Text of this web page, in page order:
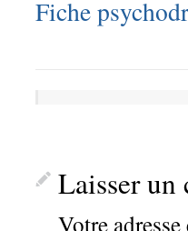
Fiche
Laisser un
Votre